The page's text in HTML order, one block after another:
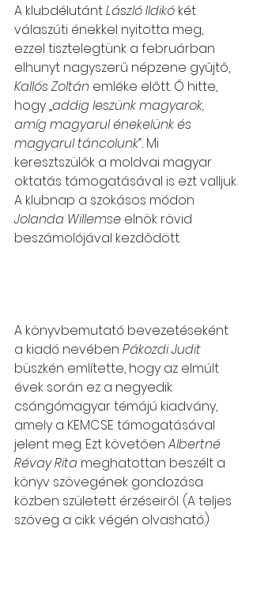
A klubdélutánt László Ildikó két
válaszúti énekkel nyitotta meg,
ezzel tisztelegtünk a februárban
elhunyt nagyszerű népzene gyűjtő,
Kallós Zoltán emléke előtt. Ő hitte,
hogy „addig leszünk magyarok,
amíg magyarul énekelünk és
magyarul táncolunk”. Mi
keresztszülők a moldvai magyar
oktatás támogatásával is ezt valljuk.
A klubnap a szokásos módon
Jolanda Willemse elnök rövid
beszámolójával kezdődött.
A könyvbemutató bevezetéseként
a kiadó nevében Pákozdi Judit
büszkén említette, hogy az elmúlt
évek során ez a negyedik
csángómagyar témájú kiadvány,
amely a KEMCSE támogatásával
jelent meg. Ezt követően Albertné
Révay Rita meghatottan beszélt a
könyv szövegének gondozása
közben született érzéseiről. (A teljes
szöveg a cikk végén olvasható.)